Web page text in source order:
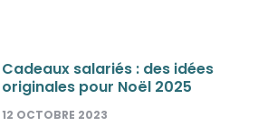
Cadeaux salariés : des idées
originales pour Noël 2025
12 OCTOBRE 2023